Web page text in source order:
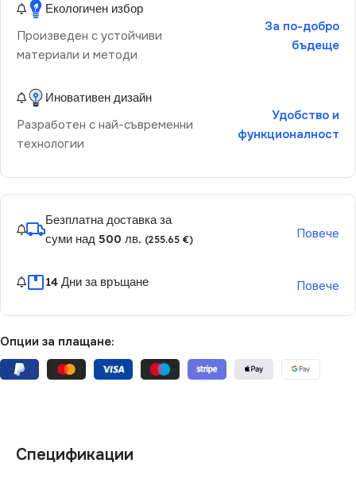
Екологичен избор
Произведен с устойчиви
материали и методи
За по-добро
бъдеще
Иновативен дизайн
Разработен с най-съвременни
технологии
Удобство и
функционалност
Безплатна доставка за
суми над 500 лв. (255.65 €) Повече
14 Дни за връщане Повече
Опции за плащане:
Спецификации